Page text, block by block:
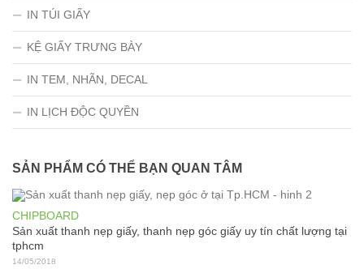
IN TÚI GIẤY
KỆ GIẤY TRƯNG BÀY
IN TEM, NHÃN, DECAL
IN LỊCH ĐỘC QUYỀN
SẢN PHẨM CÓ THỂ BẠN QUAN TÂM
CHIPBOARD
Sản xuất thanh nẹp giấy, thanh nẹp góc giấy uy tín chất lượng tại
tphcm
14/05/2018